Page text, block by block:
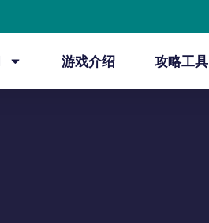
游戏介绍 攻略工具